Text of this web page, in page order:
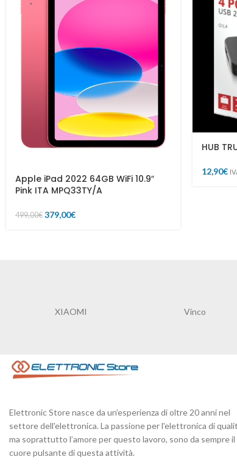
Apple iPad 2022 64GB WiFi 10.9″
Pink ITA MPQ33TY/A
499,00€ 379,00€
HUB
12,90€
XIAOMI Vinco
Elettronic Store nasce da un’esperienza di oltre 20 anni nel
settore dell'elettronica. La passione per l'elettronica di
ma soprattutto l’amore per questo lavoro, sono da sempre il
cuore pulsante di questa attività.